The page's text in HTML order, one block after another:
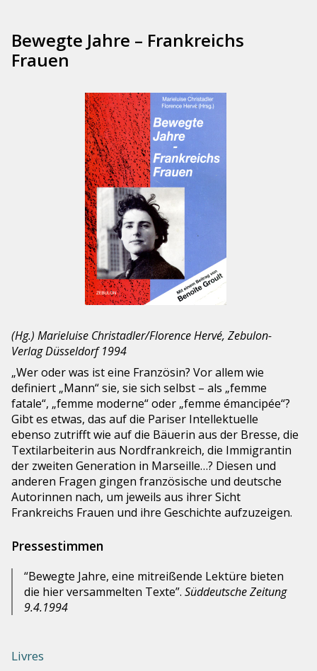
Bewegte Jahre – Frankreichs
Frauen
(Hg.) Marieluise Christadler/Florence Hervé, Zebulon-
Verlag Düsseldorf 1994
„Wer oder was ist eine Französin? Vor allem wie
definiert „Mann“ sie, sie sich selbst – als „femme
fatale“, „femme moderne“ oder „femme émancipée“?
Gibt es etwas, das auf die Pariser Intellektuelle
ebenso zutrifft wie auf die Bäuerin aus der Bresse, die
Textilarbeiterin aus Nordfrankreich, die Immigrantin
der zweiten Generation in Marseille…? Diesen und
anderen Fragen gingen französische und deutsche
Autorinnen nach, um jeweils aus ihrer Sicht
Frankreichs Frauen und ihre Geschichte aufzuzeigen.
Pressestimmen
“Bewegte Jahre, eine mitreißende Lektüre bieten
die hier versammelten Texte”. Süddeutsche Zeitung
9.4.1994
Livres